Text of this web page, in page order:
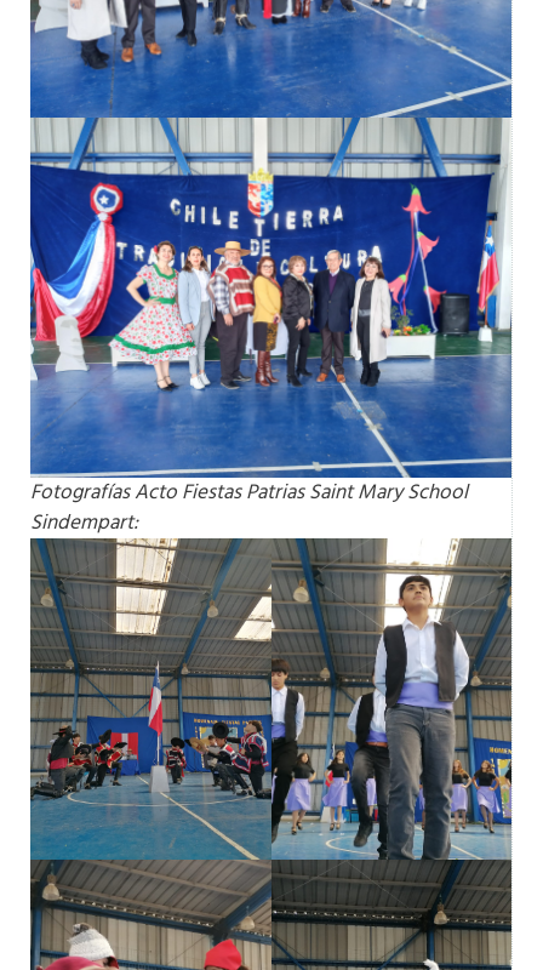
Fotografías Acto Fiestas Patrias Saint Mary School
Sindempart: